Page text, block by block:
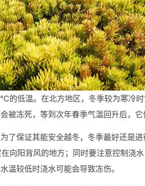
的低温。在北方地区，冬季较为寒冷
被冻死，等到次年春季气温回升后，它
了保证其能安全越冬，冬季最好还是
向阳背风的地方；同时要注意控制浇
温较低时浇水可能会导致冻伤。